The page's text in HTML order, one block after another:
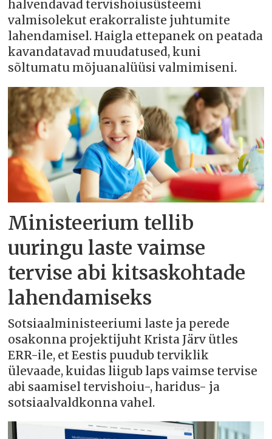
halvendavad tervishoiusüsteemi
valmisolekut erakorraliste juhtumite
lahendamisel. Haigla ettepanek on peatada
kavandatavad muudatused, kuni
sõltumatu mõjuanalüüsi valmimiseni.
Ministeerium tellib
uuringu laste vaimse
tervise abi kitsaskohtade
lahendamiseks
Sotsiaalministeeriumi laste ja perede
osakonna projektijuht Krista Järv ütles
ERR-ile, et Eestis puudub terviklik
ülevaade, kuidas liigub laps vaimse tervise
abi saamisel tervishoiu-, haridus- ja
sotsiaalvaldkonna vahel.